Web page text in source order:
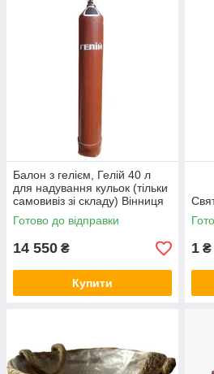
Балон з гелієм, Гелій 40 л
для надування кульок (тільки
самовивіз зі складу) Вінниця
Готово до відправки
14 550 ₴
Купити
1 ₴